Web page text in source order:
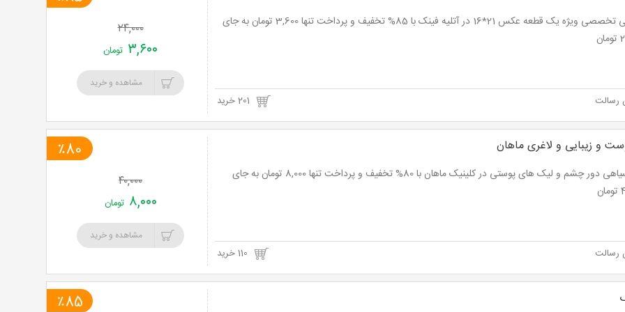
عکاسی تخصصی ویژه یک قطعه عکس 21*16 در آتلیه فینک با 85% تخفیف و پرداخت تنها 3,600 تومان به جای
رسالت
۲۴,۰۰۰
۳,۶۰۰ تومان
مشاهده و خرید
و زیبایی و لاغری ماهان
رفع سیاهی دور چشم و لیک های پوستی در کلینیک ماهان با 80% تخفیف و پرداخت تنها 8,000 تومان به جای
رسالت
٪80
۴۰,۰۰۰
۸,۰۰۰ تومان
مشاهده و خرید
٪85